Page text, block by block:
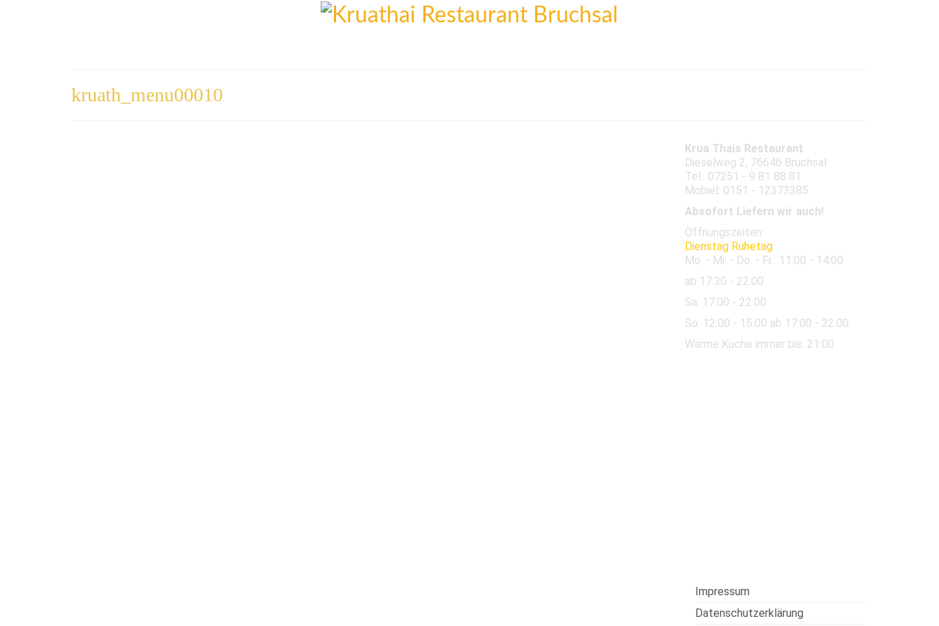
kruath_menu00010
Krua Thais Restaurant
Dieselweg 2, 76646 Bruchsal
Tel.: 07251 - 9 81 88 81
Mobiel: 0151 - 12373385
Absofort Liefern wir auch!
Öffnungszeiten:
Dienstag Ruhetag
Mo. - Mi. - Do. - Fr. 11:00 - 14:00
ab 17:30 - 22:00
Sa: 17:00 - 22:00
So: 12:00 - 15:00 ab 17:00 - 22:00
Warme Küche immer bis: 21:00
Impressum
Datenschutzerklärung